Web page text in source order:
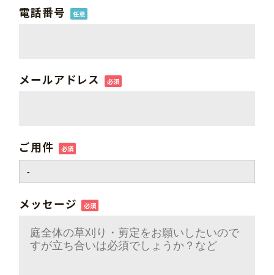
電話番号 任意
メールアドレス 必須
ご用件 必須
メッセージ 必須